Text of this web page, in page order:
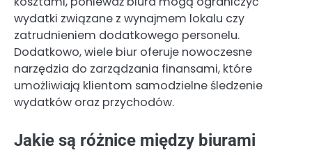
wydatki związane z wynajmem lokalu czy
zatrudnieniem dodatkowego personelu.
Dodatkowo, wiele biur oferuje nowoczesne
narzędzia do zarządzania finansami, które
umożliwiają klientom samodzielne śledzenie
wydatków oraz przychodów.
Jakie są różnice między biurami